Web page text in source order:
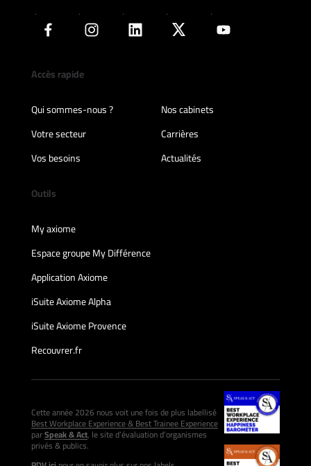
Accès rapide
Qui sommes-nous ?
Nos cabinets
Votre secteur
Carrières
Vos besoins
Actualités
Outils
My axiome
Espace groupe My Différence
Application Axiome
iSuite Axiome Alpha
iSuite Axiome Provence
Recouvrer.fr
Cette année 2026 nous voit une fois de plus labellisé
Best Workplace Experience & Best Trainee Experience
parSpeak & Act, le site d’évaluation d’organismes
privés & publics.